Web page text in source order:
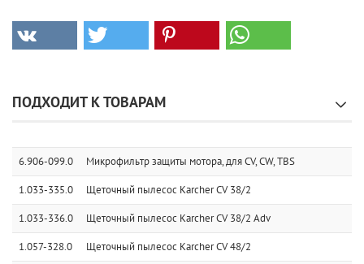
ПОДХОДИТ К ТОВАРАМ
6.906-099.0 Микрофильтр защиты мотора, для CV, CW, TBS
1.033-335.0 Щеточный пылесос Karcher CV 38/2
1.033-336.0 Щеточный пылесос Karcher CV 38/2 Adv
1.057-328.0 Щеточный пылесос Karcher CV 48/2